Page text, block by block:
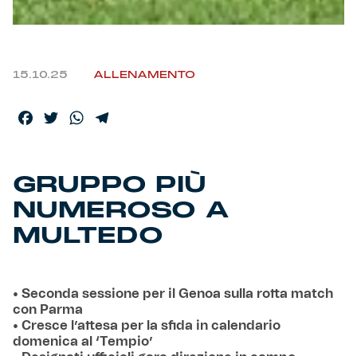
15.10.25 ALLENAMENTO
Facebook
TwitterWhatsApp
GRUPPO PIÙ
NUMEROSO A
MULTEDO
• Seconda sessione per il Genoa sulla rotta match
con Parma
• Cresce l’attesa per la sfida in calendario
domenica al ‘Tempio’